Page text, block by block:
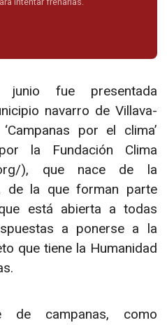
fue presentada
navarro de Villava-
por el clima’
la Fundación Clima
), que nace de la
de la que forman parte
está abierta a todas
a ponerse a la
que tiene la Humanidad
de campanas, como